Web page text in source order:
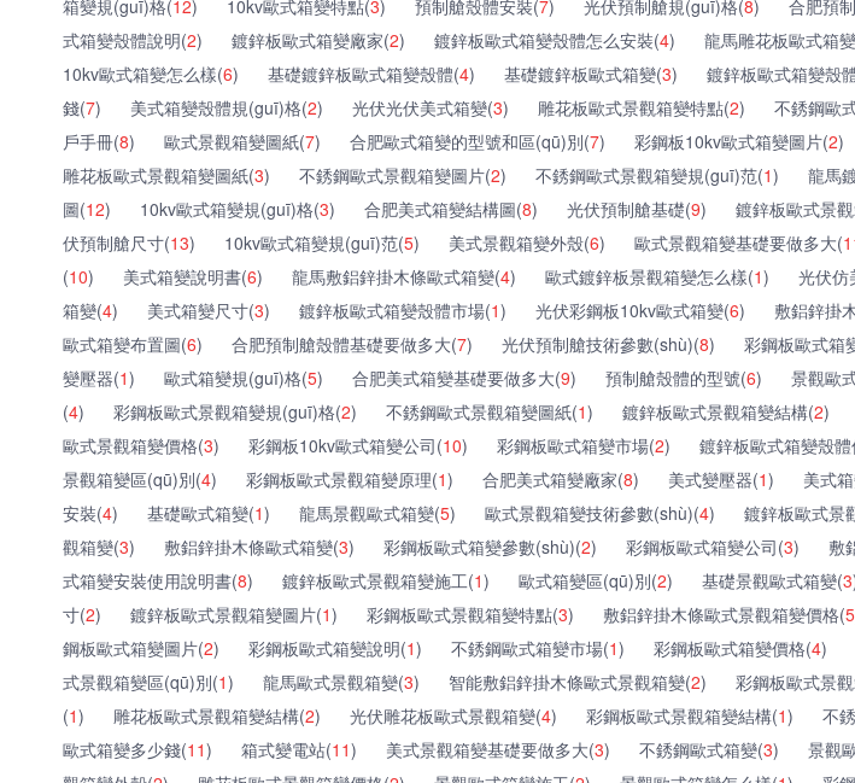
箱變規(guī)格(12) 10kv歐式箱變特點(3) 預制艙殼體安裝(7) 光伏預制艙規(guī)格(8) 合肥預
式箱變殼體說明(2) 鍍鋅板歐式箱變廠家(2) 鍍鋅板歐式箱變殼體怎么安裝(4) 龍馬雕花板歐式箱
10kv歐式箱變怎么樣(6) 基礎鍍鋅板歐式箱變殼體(4) 基礎鍍鋅板歐式箱變(3) 鍍鋅板歐式箱變殼
錢(7) 美式箱變殼體規(guī)格(2) 光伏光伏美式箱變(3) 雕花板歐式景觀箱變特點(2) 不銹鋼歐
戶手冊(8) 歐式景觀箱變圖紙(7) 合肥歐式箱變的型號和區(qū)別(7) 彩鋼板10kv歐式箱變圖片(2)
雕花板歐式景觀箱變圖紙(3) 不銹鋼歐式景觀箱變圖片(2) 不銹鋼歐式景觀箱變規(guī)范(1) 龍馬
圖(12) 10kv歐式箱變規(guī)格(3) 合肥美式箱變結構圖(8) 光伏預制艙基礎(9) 鍍鋅板歐式景
伏預制艙尺寸(13) 10kv歐式箱變規(guī)范(5) 美式景觀箱變外殼(6) 歐式景觀箱變基礎要做多大(
(10) 美式箱變說明書(6) 龍馬敷鋁鋅掛木條歐式箱變(4) 歐式鍍鋅板景觀箱變怎么樣(1) 光伏仿
箱變(4) 美式箱變尺寸(3) 鍍鋅板歐式箱變殼體市場(1) 光伏彩鋼板10kv歐式箱變(6) 敷鋁鋅掛
歐式箱變布置圖(6) 合肥預制艙殼體基礎要做多大(7) 光伏預制艙技術參數(shù)(8) 彩鋼板歐式箱
變壓器(1) 歐式箱變規(guī)格(5) 合肥美式箱變基礎要做多大(9) 預制艙殼體的型號(6) 景觀歐
(4) 彩鋼板歐式景觀箱變規(guī)格(2) 不銹鋼歐式景觀箱變圖紙(1) 鍍鋅板歐式景觀箱變結構(2)
歐式景觀箱變價格(3) 彩鋼板10kv歐式箱變公司(10) 彩鋼板歐式箱變市場(2) 鍍鋅板歐式箱變殼
景觀箱變區(qū)別(4) 彩鋼板歐式景觀箱變原理(1) 合肥美式箱變廠家(8) 美式變壓器(1) 美式
安裝(4) 基礎歐式箱變(1) 龍馬景觀歐式箱變(5) 歐式景觀箱變技術參數(shù)(4) 鍍鋅板歐式景
觀箱變(3) 敷鋁鋅掛木條歐式箱變(3) 彩鋼板歐式箱變參數(shù)(2) 彩鋼板歐式箱變公司(3) 敷
式箱變安裝使用說明書(8) 鍍鋅板歐式景觀箱變施工(1) 歐式箱變區(qū)別(2) 基礎景觀歐式箱變(3
寸(2) 鍍鋅板歐式景觀箱變圖片(1) 彩鋼板歐式景觀箱變特點(3) 敷鋁鋅掛木條歐式景觀箱變價格(5
鋼板歐式箱變圖片(2) 彩鋼板歐式箱變說明(1) 不銹鋼歐式箱變市場(1) 彩鋼板歐式箱變價格(4)
式景觀箱變區(qū)別(1) 龍馬歐式景觀箱變(3) 智能敷鋁鋅掛木條歐式景觀箱變(2) 彩鋼板歐式景
(1) 雕花板歐式景觀箱變結構(2) 光伏雕花板歐式景觀箱變(4) 彩鋼板歐式景觀箱變結構(1) 不
歐式箱變多少錢(11) 箱式變電站(11) 美式景觀箱變基礎要做多大(3) 不銹鋼歐式箱變(3) 景觀